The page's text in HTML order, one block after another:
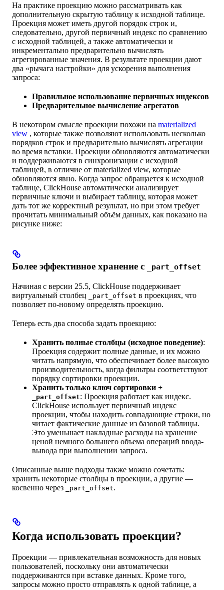
На практике проекцию можно рассматривать как
дополнительную скрытую таблицу к исходной таблице.
Проекция может иметь другой порядок строк и,
следовательно, другой первичный индекс по сравнению
с исходной таблицей, а также автоматически и
инкрементально предварительно вычислять
агрегированные значения. В результате проекции дают
два «рычага настройки» для ускорения выполнения
запроса:
Правильное использование первичных индексов
Предварительное вычисление агрегатов
В некотором смысле проекции похожи на materialized
view , которые также позволяют использовать несколько
порядков строк и предварительно вычислять агрегации
во время вставки. Проекции обновляются автоматически
и поддерживаются в синхронизации с исходной
таблицей, в отличие от materialized view, которые
обновляются явно. Когда запрос обращается к исходной
таблице, ClickHouse автоматически анализирует
первичные ключи и выбирает таблицу, которая может
дать тот же корректный результат, но при этом требует
прочитать минимальный объём данных, как показано на
рисунке ниже:
Более эффективное хранение с _part_offset
Начиная с версии 25.5, ClickHouse поддерживает
виртуальный столбец
_part_offset в проекциях, что
позволяет по-новому определять проекцию.
Теперь есть два способа задать проекцию:
Хранить полные столбцы (исходное поведение):
Проекция содержит полные данные, и их можно
читать напрямую, что обеспечивает более высокую
производительность, когда фильтры соответствуют
порядку сортировки проекции.
Хранить только ключ сортировки +
_part_offset: Проекция работает как индекс.
ClickHouse использует первичный индекс
проекции, чтобы находить совпадающие строки, но
читает фактические данные из базовой таблицы.
Это уменьшает накладные расходы на хранение
ценой немного большего объема операций ввода-
вывода при выполнении запроса.
Описанные выше подходы также можно сочетать:
хранить некоторые столбцы в проекции, а другие —
косвенно через
_part_offset.
Когда использовать проекции?
Проекции — привлекательная возможность для новых
пользователей, поскольку они автоматически
поддерживаются при вставке данных. Кроме того,
запросы можно просто отправлять к одной таблице, а